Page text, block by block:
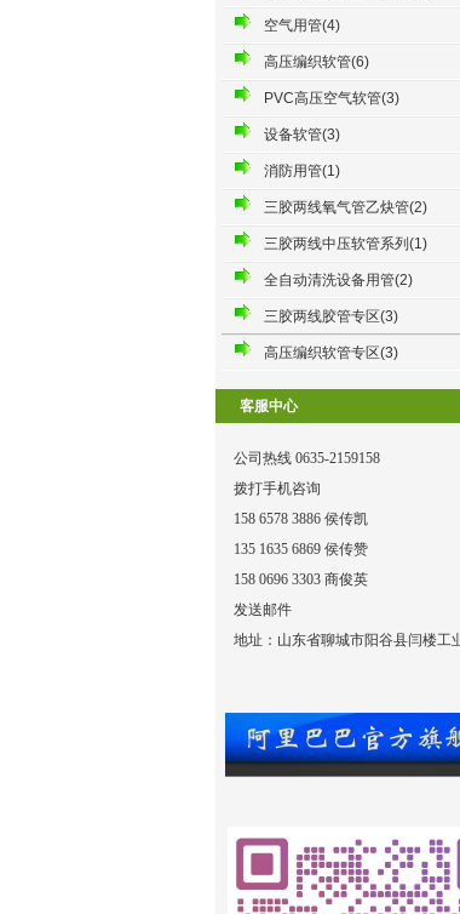
空气用管(4)
高压编织软管(6)
PVC高压空气软管(3)
设备软管(3)
消防用管(1)
三胶两线氧气管乙炔管(2)
三胶两线中压软管系列(1)
全自动清洗设备用管(2)
三胶两线胶管专区(3)
高压编织软管专区(3)
客服中心
公司热线 0635-2159158
拨打手机咨询
158 6578 3886 侯传凯
135 1635 6869 侯传赞
158 0696 3303 商俊英
发送邮件
地址：山东省聊城市阳谷县闫楼工